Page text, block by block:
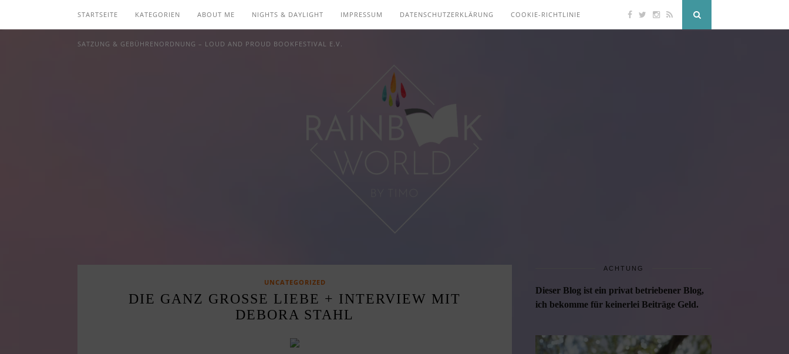
STARTSEITE KATEGORIEN ABOUT ME NIGHTS & DAYLIGHT IMPRESSUM DATENSCHUTZERKLÄRUNG COOKIE-RICHTLINIE
SATZUNG & GEBÜHRENORDNUNG – LOUD AND PROUD BOOKFESTIVAL E.V.
UNCATEGORIZED
DIE GANZ GROSSE LIEBE + INTERVIEW MIT D
EBORA STAHL
ACHTUNG
Dieser Blog ist ein privat betriebener Blog,
ich bekomme für keinerlei Beiträge Geld.